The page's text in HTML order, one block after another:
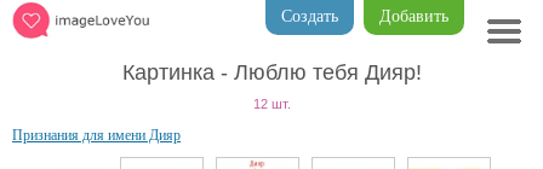
Добавить
Создать
Картинка - Люблю тебя Дияр!
12 шт.
Признания для имени Дияр